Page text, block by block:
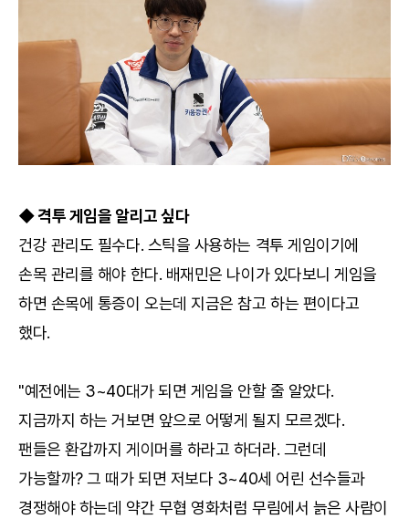
◆ 격투 게임을 알리고 싶다
건강 관리도 필수다. 스틱을 사용하는 격투 게임이기에
손목 관리를 해야 한다. 배재민은 나이가 있다보니 게임을
하면 손목에 통증이 오는데 지금은 참고 하는 편이다고
했다.
"예전에는 3~40대가 되면 게임을 안할 줄 알았다.
지금까지 하는 거보면 앞으로 어떻게 될지 모르겠다.
팬들은 환갑까지 게이머를 하라고 하더라. 그런데
가능할까? 그 때가 되면 저보다 3~40세 어린 선수들과
경쟁해야 하는데 약간 무협 영화처럼 무림에서 늙은 사람이